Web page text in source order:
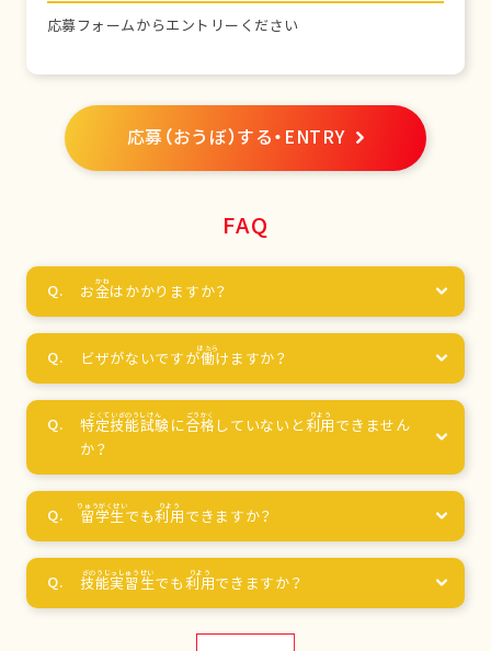
応募フォームからエントリーください
応募（おうぼ）する・ENTRY
FAQ
お金はかかりますか？
ビザがないですが働けますか？
特定技能試験に合格 していないと利用 できません
か？
留学生でも利用 できますか？
技能実習生でも利用できますか？